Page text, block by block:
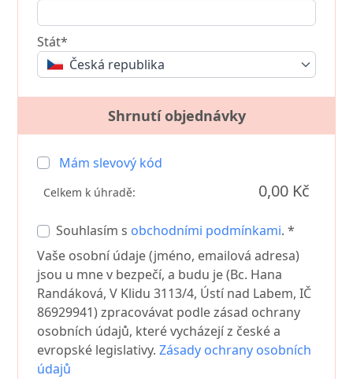
Stát*
Česká republika
Shrnutí objednávky
Mám slevový kód
Celkem k úhradě: 0,00 Kč
Souhlasím s obchodními podmínkami. *
Vaše osobní údaje (jméno, emailová adresa)
jsou u mne v bezpečí, a budu je (Bc. Hana
Randáková, V Klidu 3113/4, Ústí nad Labem, IČ
86929941) zpracovávat podle zásad ochrany
osobních údajů, které vycházejí z české a
evropské legislativy.Zásady ochrany osobních
údajů